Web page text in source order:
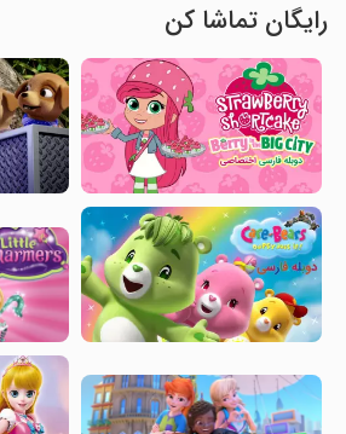
رایگان تماشا کن